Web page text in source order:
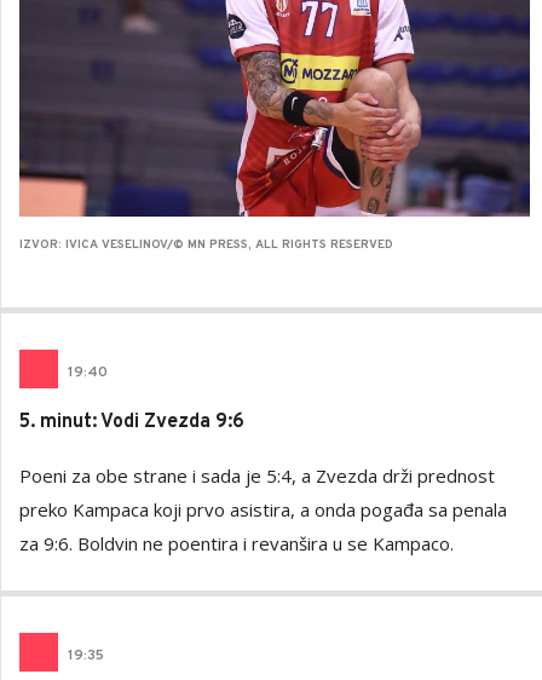
IZVOR: IVICA VESELINOV/© MN PRESS, ALL RIGHTS RESERVED
19:40
5. minut: Vodi Zvezda 9:6
Poeni za obe strane i sada je 5:4, a Zvezda drži prednost
preko Kampaca koji prvo asistira, a onda pogađa sa penala
za 9:6. Boldvin ne poentira i revanšira u se Kampaco.
19:35